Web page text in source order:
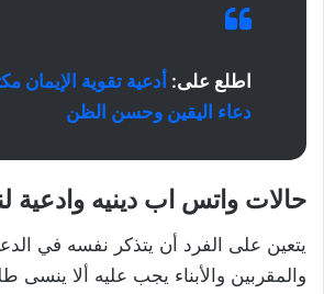
اطلع على: أدعية تقوية الإيمان
دعاء اليقين وحسن الظن
حالات واتس اب دينيه وادعية
يتعين على الفرد أن يتذكر نفسه في
والمقربين والأبناء يجب عليه ألا ينسى